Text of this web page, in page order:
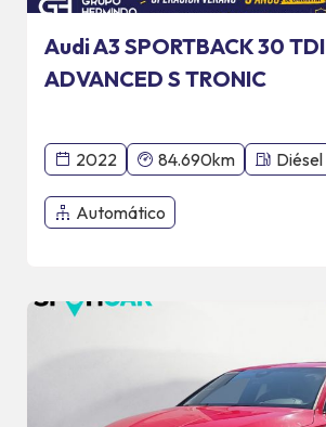
Audi A3 SPORTBACK 30 TDI
ADVANCED S TRONIC
2022 84.690km Diésel
Automático